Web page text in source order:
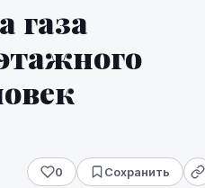
газа
0 Сохранить